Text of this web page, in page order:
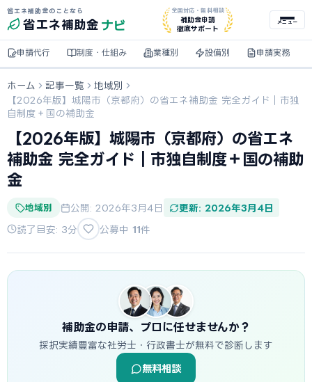
省エネ補助金のことなら
省エネ補助金 ナビ
全国対応・無料相談
補助金申請
徹底サポート
メニュー
申請代行 制度・仕組み 業種別 設備別 申請実務
ホーム 記事一覧
地域別
【2026年版】城陽市（京都府）の省エネ補助金 完全ガイド｜市独
自制度＋国の補助金
【2026年版】城陽市（京都府）の省エネ
補助金 完全ガイド｜市独自制度＋国の補助
金
地域別 公開: 2026年3月4日 更新: 2026年3月4日
読了目安: 3分 公募中 11件
補助金の申請、プロに任せませんか？
採択実績豊富な社労士・行政書士が無料で診断します
無料相談